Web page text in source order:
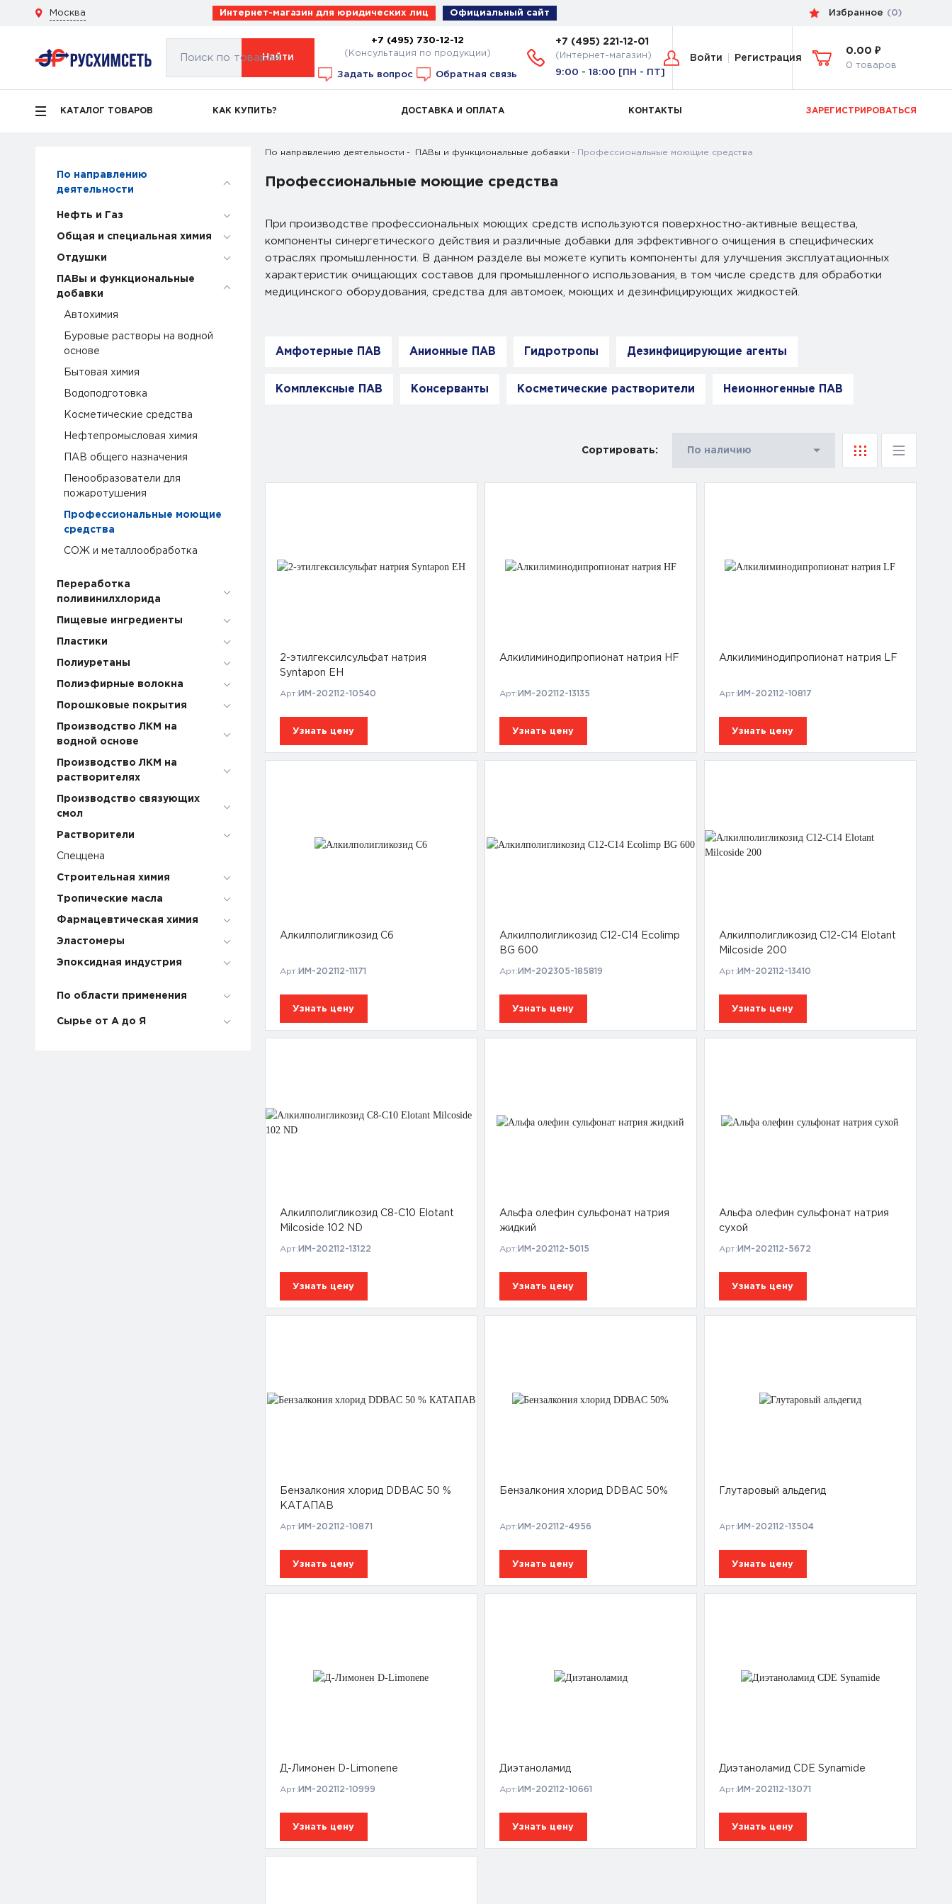
Москва Интернет-магазин для юридических лиц Официальный сайт Избранное (0)
Поиск по товарам
Найти
+7 (495) 730-12-12
(Консультация по продукции)
Задать вопрос Обратная связь
+7 (495) 221-12-01
(Интернет-магазин)
9:00 - 18:00 [ПН - ПТ]
Войти Регистрация
0.00 ₽
0 товаров
КАТАЛОГ ТОВАРОВ КАК КУПИТЬ? ДОСТАВКА И ОПЛАТА КОНТАКТЫ ЗАРЕГИСТРИРОВАТЬСЯ
По направлению
деятельности
Нефть и Газ
Общая и специальная химия
Отдушки
ПАВы и функциональные
добавки
Автохимия
Буровые растворы на водной
основе
Бытовая химия
Водоподготовка
Косметические средства
Нефтепромысловая химия
ПАВ общего назначения
Пенообразователи для
пожаротушения
Профессиональные моющие
средства
СОЖ и металлообработка
Переработка
поливинилхлорида
Пищевые ингредиенты
Пластики
Полиуретаны
Полиэфирные волокна
Порошковые покрытия
Производство ЛКМ на
водной основе
Производство ЛКМ на
растворителях
Производство связующих
смол
Растворители
Спеццена
Строительная химия
Тропические масла
Фармацевтическая химия
Эластомеры
Эпоксидная индустрия
По области применения
Сырье от А до Я
По направлению деятельности ПАВы и функциональные добавки Профессиональные моющие средства
Профессиональные моющие средства
При производстве профессиональных моющих средств используются поверхностно-активные вещества,
компоненты синергетического действия и различные добавки для эффективного очищения в специфических
отраслях промышленности. В данном разделе вы можете купить компоненты для улучшения эксплуатационных
характеристик очищающих составов для промышленного использования, в том числе средств для обработки
медицинского оборудования, средства для автомоек, моющих и дезинфицирующих жидкостей.
Амфотерные ПАВ Анионные ПАВ Гидротропы Дезинфицирующие агенты
Комплексные ПАВ Консерванты Косметические растворители Неионногенные ПАВ
Сортировать: По наличию
2-этилгексилсульфат натрия
Syntapon EH
Арт: ИМ-202112-10540
Узнать цену
Алкилиминодипропионат натрия HF
Арт: ИМ-202112-13135
Узнать цену
Алкилиминодипропионат натрия LF
Арт: ИМ-202112-10817
Узнать цену
Алкилполигликозид C6
Арт: ИМ-202112-11171
Узнать цену
Алкилполигликозид С12-С14 Ecolimp
BG 600
Арт: ИМ-202305-185819
Узнать цену
Алкилполигликозид С12-С14 Elotant
Milcoside 200
Арт: ИМ-202112-13410
Узнать цену
Алкилполигликозид С8-С10 Elotant
Milcoside 102 ND
Арт: ИМ-202112-13122
Узнать цену
Альфа олефин сульфонат натрия
жидкий
Арт: ИМ-202112-5015
Узнать цену
Альфа олефин сульфонат натрия
сухой
Арт: ИМ-202112-5672
Узнать цену
Бензалкония хлорид DDBAC 50 %
КАТАПАВ
Арт: ИМ-202112-10871
Узнать цену
Бензалкония хлорид DDBAC 50%
Арт: ИМ-202112-4956
Узнать цену
Глутаровый альдегид
Арт: ИМ-202112-13504
Узнать цену
Д-Лимонен D-Limonene
Арт: ИМ-202112-10999
Узнать цену
Диэтаноламид
Арт: ИМ-202112-10661
Узнать цену
Диэтаноламид CDE Synamide
Арт: ИМ-202112-13071
Узнать цену